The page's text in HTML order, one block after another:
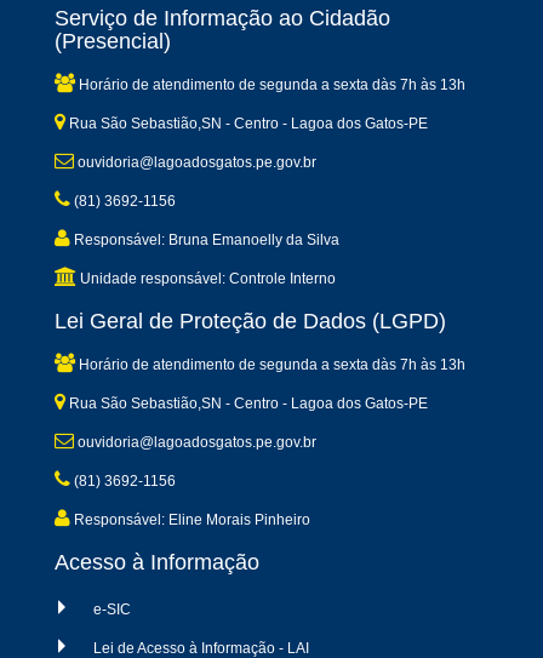
Serviço de Informação ao Cidadão
(Presencial)
Horário de atendimento de segunda a sexta dàs 7h às 13h
Rua São Sebastião,SN - Centro - Lagoa dos Gatos-PE
ouvidoria@lagoadosgatos.pe.gov.br
(81) 3692-1156
Responsável: Bruna Emanoelly da Silva
Unidade responsável: Controle Interno
Lei Geral de Proteção de Dados (LGPD)
Horário de atendimento de segunda a sexta dàs 7h às 13h
Rua São Sebastião,SN - Centro - Lagoa dos Gatos-PE
ouvidoria@lagoadosgatos.pe.gov.br
(81) 3692-1156
Responsável: Eline Morais Pinheiro
Acesso à Informação
e-SIC
Lei de Acesso à Informação - LAI